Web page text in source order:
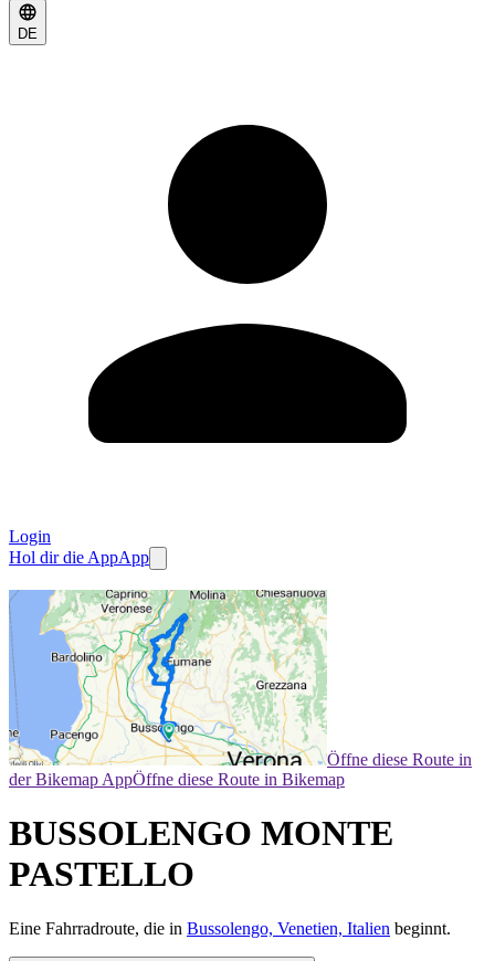
DE
Login
Hol dir die AppApp
Öffne diese Route in
der Bikemap AppÖffne diese Route in Bikemap
BUSSOLENGO MONTE
PASTELLO
Eine Fahrradroute, die in Bussolengo, Venetien, Italien beginnt.